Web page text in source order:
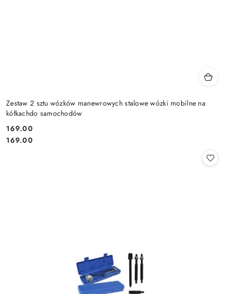
Zestaw 2 sztu wózków manewrowych stalowe wózki mobilne na
kółkachdo samochodów
Cena:
169.00
Cena:
169.00